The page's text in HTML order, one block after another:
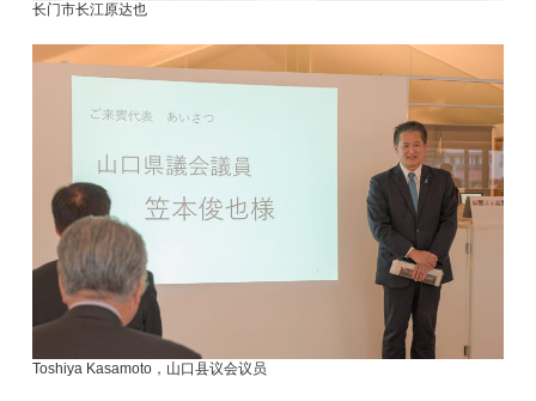
长门市长江原达也
Toshiya Kasamoto，山口县议会议员